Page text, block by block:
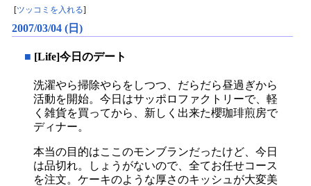
ツッコミを入れる
2007/03/04 (日)
■ [Life]今日のデート
洗濯やら掃除やらをしつつ、だらだら昼過ぎから
活動を開始。今日はサッポロファクトリーで、軽
く雑貨を買ってから、新しく出来た櫻珈琲煎房で
ディナー。
本当の目的はここのモンブランだったけど、今日
は品切れ。しょうがないので、全てお任せコース
を注文。ケーキのような厚さのキッシュが大変美